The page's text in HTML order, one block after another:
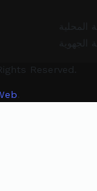
المحلية
الجهوية
Reserved.